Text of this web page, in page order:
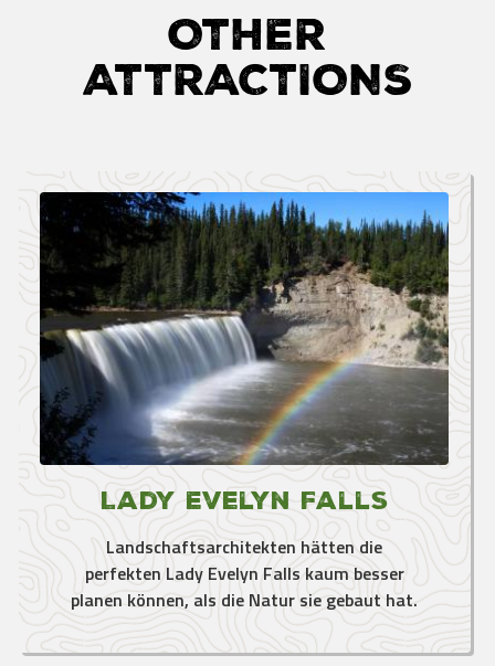
OTHER
ATTRACTIONS
Lady Evelyn Falls
Landschaftsarchitekten hätten die
perfekten Lady Evelyn Falls kaum besser
planen können, als die Natur sie gebaut hat.